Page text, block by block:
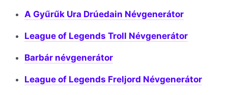
A Gyűrűk Ura Drúedain Névgenerátor
League of Legends Troll Névgenerátor
Barbár névgenerátor
League of Legends Freljord Névgenerátor